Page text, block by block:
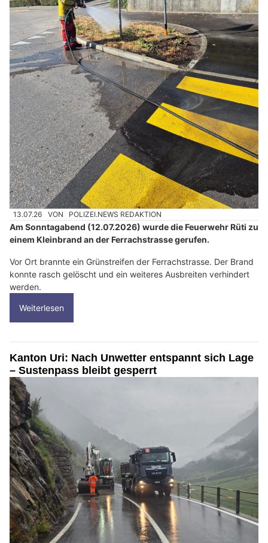
13.07.26 VON POLIZEI.NEWS REDAKTION
Am Sonntagabend (12.07.2026) wurde die Feuerwehr Rüti zu
einem Kleinbrand an der Ferrachstrasse gerufen.
Vor Ort brannte ein Grünstreifen der Ferrachstrasse. Der Brand
konnte rasch gelöscht und ein weiteres Ausbreiten verhindert
werden.
Weiterlesen
Kanton Uri: Nach Unwetter entspannt sich Lage
– Sustenpass bleibt gesperrt